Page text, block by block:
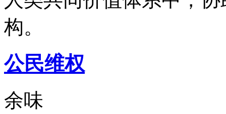
构。
公民维权
余味